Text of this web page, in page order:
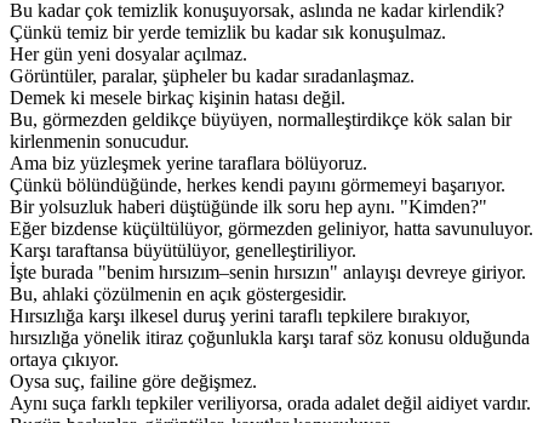
Bu kadar çok temizlik konuşuyorsak, aslında ne kadar kirlendik?
Çünkü temiz bir yerde temizlik bu kadar sık konuşulmaz.
Her gün yeni dosyalar açılmaz.
Görüntüler, paralar, şüpheler bu kadar sıradanlaşmaz.
Demek ki mesele birkaç kişinin hatası değil.
Bu, görmezden geldikçe büyüyen, normalleştirdikçe kök salan bir
kirlenmenin sonucudur.
Ama biz yüzleşmek yerine taraflara bölüyoruz.
Çünkü bölündüğünde, herkes kendi payını görmemeyi başarıyor.
Bir yolsuzluk haberi düştüğünde ilk soru hep aynı. "Kimden?"
Eğer bizdense küçültülüyor, görmezden geliniyor, hatta savunuluyor.
Karşı taraftansa büyütülüyor, genelleştiriliyor.
İşte burada "benim hırsızım–senin hırsızın" anlayışı devreye giriyor.
Bu, ahlaki çözülmenin en açık göstergesidir.
Hırsızlığa karşı ilkesel duruş yerini taraflı tepkilere bırakıyor,
hırsızlığa yönelik itiraz çoğunlukla karşı taraf söz konusu olduğunda
ortaya çıkıyor.
Oysa suç, failine göre değişmez.
Aynı suça farklı tepkiler veriliyorsa, orada adalet değil aidiyet vardır.